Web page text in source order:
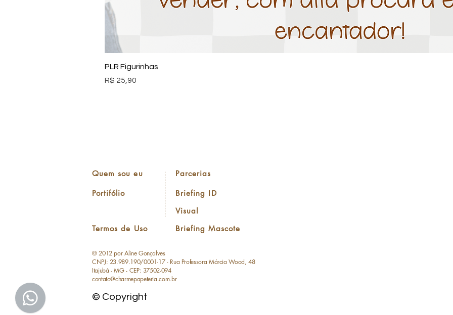
PLR Figurinhas
Preço
R$ 25,90
Quem sou eu
Portifólio
Termos de Uso
Parcerias
Briefing ID
Visual
Briefing Mascote
© 2012 por Aline Gonçalves
CNPJ: 23.989.190/0001-17 - Rua Professora Márcia Wood, 48
Itajubá - MG - CEP: 37502-094
contato@charmepapeteria.com.br
© Copyright